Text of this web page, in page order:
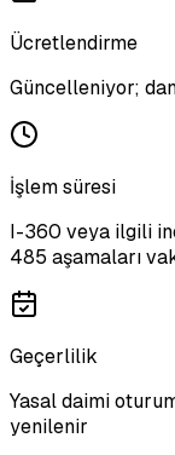
Ücretlendirme
Güncelleniyor;
İşlem süresi
I-360 veya ilgili
485 aşamaları
Geçerlilik
Yasal daimi
yenilenir